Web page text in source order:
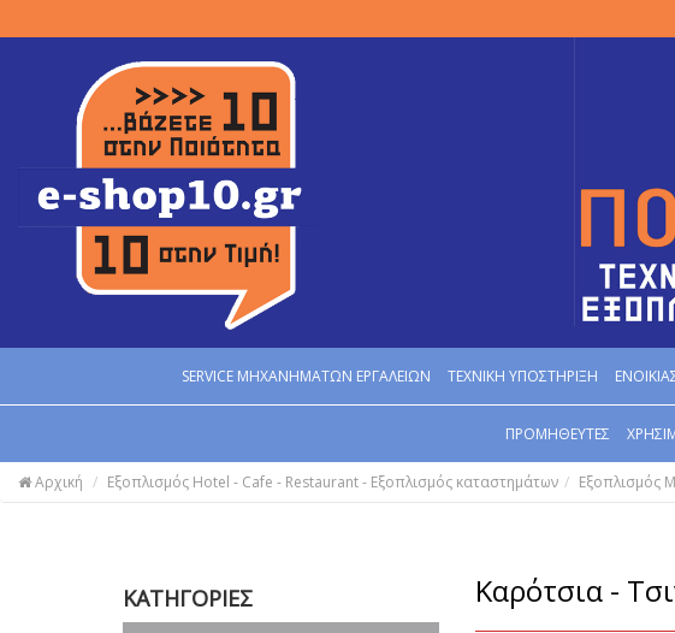
SERVICE MΗΧΑΝΗΜΑΤΩΝ ΕΡΓΑΛΕΙΩΝ ΤΕΧΝΙΚΗ ΥΠΟΣΤΗΡΙΞΗ
ΠΡΟΜΗΘΕΥΤΕΣ
Αρχική Εξοπλισμός Hotel - Cafe - Restaurant - Εξοπλισμός καταστημάτων Εξοπλισμός
ΚΑΤΗΓΟΡΙΕΣ Καρότσια -